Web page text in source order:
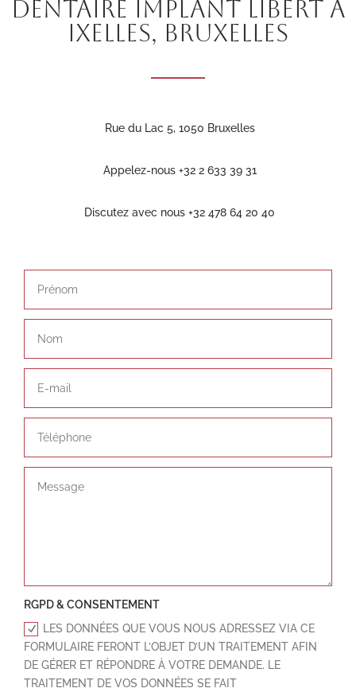
DENTAIRE IMPLANT LIBERT À
IXELLES, BRUXELLES
Rue du Lac 5, 1050 Bruxelles
Appelez-nous +32 2 633 39 31
Discutez avec nous +32 478 64 20 40
RGPD & CONSENTEMENT
LES DONNÉES QUE VOUS NOUS ADRESSEZ VIA CE
FORMULAIRE FERONT L’OBJET D’UN TRAITEMENT AFIN
DE GÉRER ET RÉPONDRE À VOTRE DEMANDE. LE
TRAITEMENT DE VOS DONNÉES SE FAIT